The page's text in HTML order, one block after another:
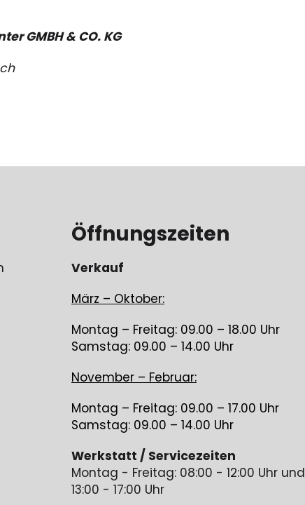
GMBH & CO. KG
Öffnungszeiten
Verkauf
März – Oktober:
Montag – Freitag: 09.00 – 18.00 Uhr
Samstag: 09.00 – 14.00 Uhr
November – Februar:
Montag – Freitag: 09.00 – 17.00 Uhr
Samstag: 09.00 – 14.00 Uhr
Werkstatt / Servicezeiten
Montag - Freitag: 08:00 - 12:00 Uhr und
13:00 - 17:00 Uhr